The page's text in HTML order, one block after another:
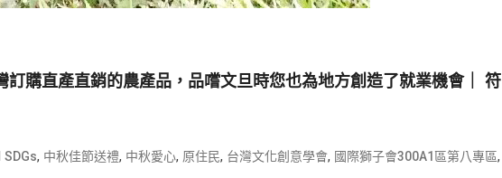
訂購直產直銷的農產品，品嚐文旦時您也為地方創造了就業機會｜ 符
SDGs, 中秋佳節送禮, 中秋愛心, 原住民, 台灣文化創意學會, 國際獅子會300A1區第八專區,